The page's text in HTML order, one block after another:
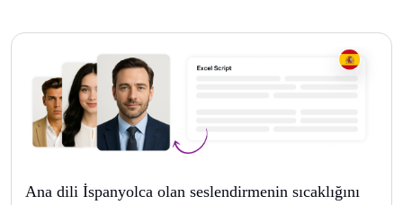
Ana dili İspanyolca olan seslendirmenin sıcaklığını